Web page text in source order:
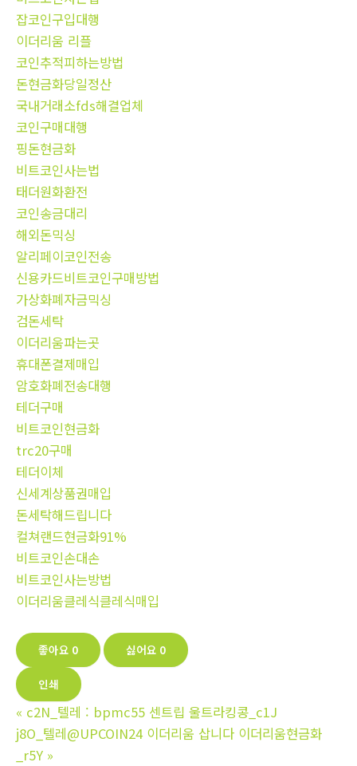
잡코인구입대행
이더리움 리플
코인추적피하는방법
돈현금화당일정산
국내거래소fds해결업체
코인구매대행
핑돈현금화
비트코인사는법
태더원화환전
코인송금대리
해외돈믹싱
알리페이코인전송
신용카드비트코인구매방법
가상화폐자금믹싱
검돈세탁
이더리움파는곳
휴대폰결제매입
암호화폐전송대행
테더구매
비트코인현금화
trc20구매
테더이체
신세계상품권매입
돈세탁해드립니다
컬쳐랜드현금화91%
비트코인손대손
비트코인사는방법
이더리움클레식클레식매입
좋아요 0 싫어요 0
인쇄
« c2N_텔레 : bpmc55 센트립 울트라킹콩_c1J
j8O_텔레@UPCOIN24 이더리움 삽니다 이더리움현금화
_r5Y »